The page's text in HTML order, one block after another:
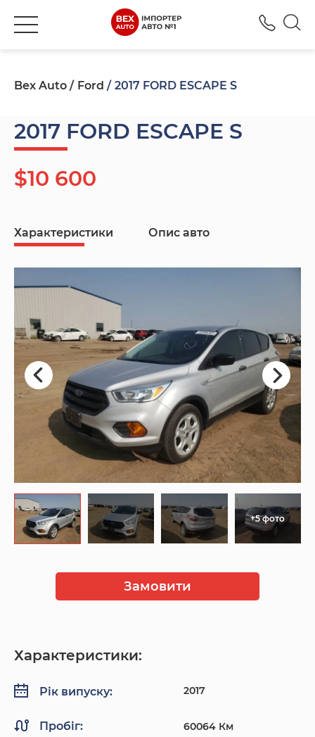
Bex Auto Ford 2017 FORD ESCAPE S
2017 FORD ESCAPE S
$10 600
Характеристики Опис авто
+5 фото
Замовити
Характеристики:
Рік випуску: 2017
Пробіг: 60064 Км